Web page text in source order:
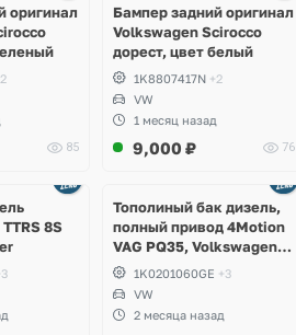
оригинал
85
Бампер задний оригинал
Volkswagen Scirocco
дорест, цвет белый
1K8807417N +2
VW
1 месяц назад
9,000 ₽ 76
8S
Тополиный бак дизель,
полный привод 4Motion
VAG PQ35, Volkswagen
Scirocco, Golf V, VI,
Skoda Yeti, Octavia A5,
Superb, Audi A3, Seat
Altea
1K0201060GE +3
VW
2 месяца назад